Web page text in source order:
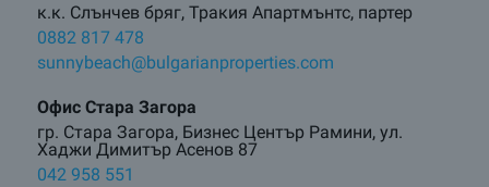
к.к. Слънчев бряг, Тракия Апартмънтс, партер
0882 817 478
sunnybeach@bulgarianproperties.com
Офис Стара Загора
гр. Стара Загора, Бизнес Център Рамини, ул.
Хаджи Димитър Асенов 87
042 958 551